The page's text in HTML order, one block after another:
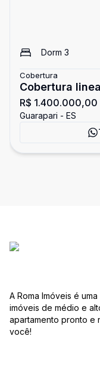
Dorm 3
Cobertura
Cobertura
de Guarapari
R$ 1.400.000,00
Guarapari - ES
A Roma Imóveis é
imóveis de médio e
apartamento pronto e
você!